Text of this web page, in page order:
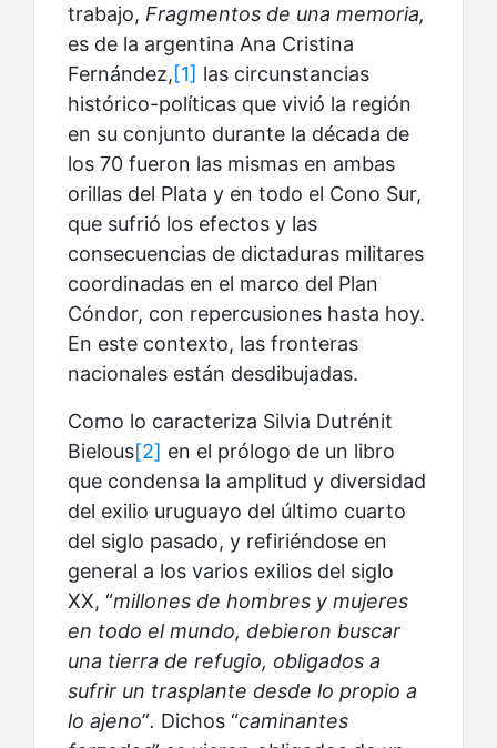
trabajo, Fragmentos de una memoria,
es de la argentina Ana Cristina
Fernández,[1] las circunstancias
histórico-políticas que vivió la región
en su conjunto durante la década de
los 70 fueron las mismas en ambas
orillas del Plata y en todo el Cono Sur,
que sufrió los efectos y las
consecuencias de dictaduras militares
coordinadas en el marco del Plan
Cóndor, con repercusiones hasta hoy.
En este contexto, las fronteras
nacionales están desdibujadas.
Como lo caracteriza Silvia Dutrénit
Bielous[2] en el prólogo de un libro
que condensa la amplitud y diversidad
del exilio uruguayo del último cuarto
del siglo pasado, y refiriéndose en
general a los varios exilios del siglo
XX, “millones de hombres y mujeres
en todo el mundo, debieron buscar
una tierra de refugio, obligados a
sufrir un trasplante desde lo propio a
lo ajeno”. Dichos “caminantes